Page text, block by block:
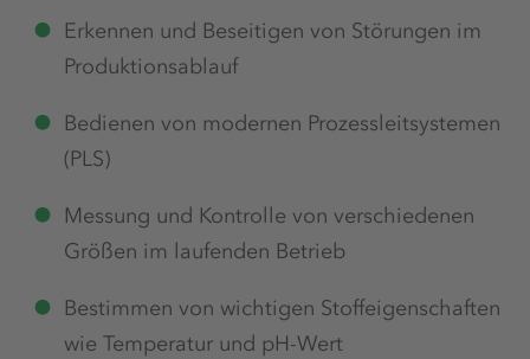
Erkennen und Beseitigen von Störungen im
Produktionsablauf
Bedienen von modernen Prozessleitsystemen
(PLS)
Messung und Kontrolle von verschiedenen
Größen im laufenden Betrieb
Bestimmen von wichtigen Stoffeigenschaften
wie Temperatur und pH-Wert